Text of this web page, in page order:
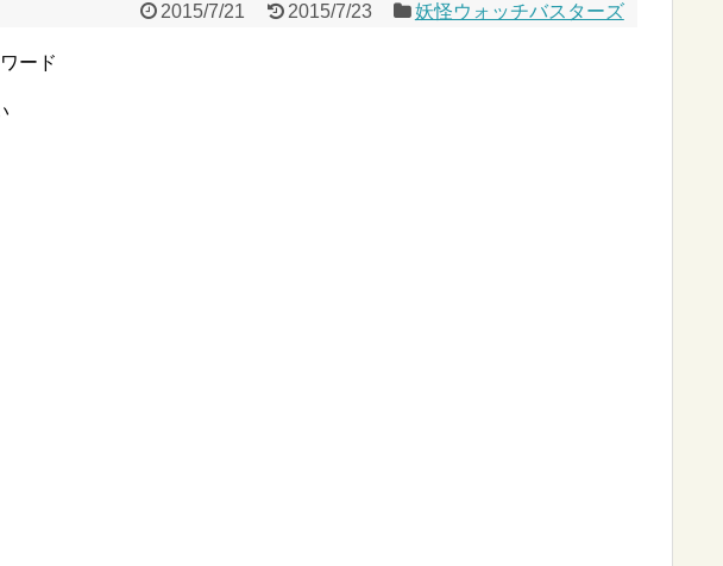
2015/7/21 2015/7/23 妖怪ウォッチバスターズ
ード